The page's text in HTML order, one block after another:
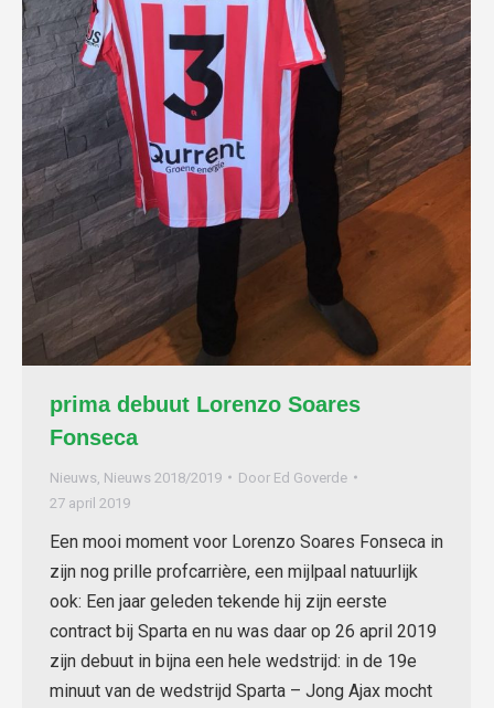
prima debuut Lorenzo Soares
Fonseca
Nieuws Nieuws 2018/2019 Door Ed Goverde
27 april 2019
Een mooi moment voor Lorenzo Soares Fonseca in
zijn nog prille profcarrière, een mijlpaal natuurlijk
ook: Een jaar geleden tekende hij zijn eerste
contract bij Sparta en nu was daar op 26 april 2019
zijn debuut in bijna een hele wedstrijd: in de 19e
minuut van de wedstrijd Sparta – Jong Ajax mocht